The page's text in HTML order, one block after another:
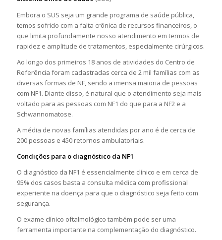
Embora o SUS seja um grande programa de saúde pública,
temos sofrido com a falta crônica de recursos financeiros, o
que limita profundamente nosso atendimento em termos de
rapidez e amplitude de tratamentos, especialmente cirúrgicos.
Ao longo dos primeiros 18 anos de atividades do Centro de
Referência foram cadastradas cerca de 2 mil famílias com as
diversas formas de NF, sendo a imensa maioria de pessoas
com NF1. Diante disso, é natural que o atendimento seja mais
voltado para as pessoas com NF1 do que para a NF2 e a
Schwannomatose.
A média de novas famílias atendidas por ano é de cerca de
200 pessoas e 450 retornos ambulatoriais.
Condições para o diagnóstico da NF1
O diagnóstico da NF1 é essencialmente clínico e em cerca de
95% dos casos basta a consulta médica com profissional
experiente na doença para que o diagnóstico seja feito com
segurança.
O exame clínico oftalmológico também pode ser uma
ferramenta importante na complementação do diagnóstico.